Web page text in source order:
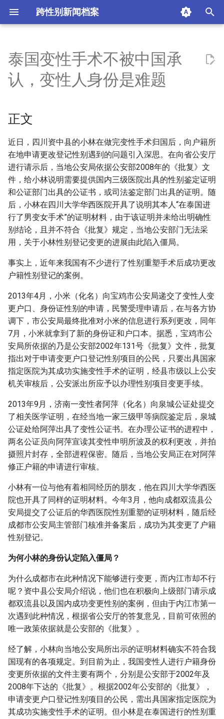
跨性别新闻档案
a
l
z
i
n
g
e
r
c
正文
附加信息 [Processed Page
泰国变性手术不被中国承
认，变性人身份是难题
正文
近日，四川资中县的小林在做完变性手术归国后，向户籍所
在地申请更改登记性别遇到的问题引入深思。在向省公安厅
进行请示后，当地公安局依据公安部2008年的《批复》文
件，给小林说明需要提供国内三级医院出具的性别鉴定证明
和公证部门出具的公证书，或司法鉴定部门出具的证明。随
后，小林在四川大学华西医院开具了说明其本人“在泰国进
行了男变女手术”的证明材料，由于该证明并未给出明确性
别结论，且并不符合《批复》规定，当地公安部门无法采
用，关于小林性别登记变更的进展由此陷入僵局。
事实上，近年来我国有不少进行了性别重塑手术后成功更改
户籍性别登记的案例。
2013年4月，小米（化名）向宝鸡市公安局递交了变性人变
更户口、身份证性别的申请，民警受理申请后，在与各方协
调下，市公安局最终批准对小米的信息进行系列更改，同年
7月，小米就拿到了新的身份证和户口本。据悉，宝鸡市公
安局所依据的乃是公安部2002年131号《批复》文件，批复
指出对于申请变更户口登记性别项目的公民，只要出具国家
指定医院为其成功实施变性手术的证明，经县市级以上公安
机关审核后，公安派出所应予以办理性别项目变更手续。
2013年9月，济南一变性者阿萍（化名）向泉城公证处提交
了相关医学证明，在经当地一家三级甲等病院鉴定后，泉城
公证处给阿萍出具了变性公证书。在办理公证书的进程中，
两名公证员向阿萍宣读其变性申明所波及的权利更改，并拍
摄照片封存，全部进程保密。随后，当地公安局正在对阿萍
修正户籍的申请进行审核。
小林有一位与他有着相同经历的朋友，他在四川大学华西医
院也开具了同样的证明材料。今年3月，他向成都双流县公
安局提交了公证后的华西医院性别重塑的证明材料，随后经
成都市公安局主管部门核准并备案后，成功为其变更了户籍
性别登记。
为何小林的身份认定陷入僵局？
为什么成都市在此种情况下能够进行变更，而内江市却不行
呢？资中县公安局介绍说，他们也在积极向上级部门请示成
都双流县以及国内成功变更性别的案例，但由于内江市第一
次遇到此种情况，根据省公安厅的答复意见，目前可依照的
唯一政策依据就是公安部的《批复》。
经了解，小林向当地公安局所出示的证明材料确实不符合我
国现有的各项规定。到目前为止，我国变性人进行户籍身份
变更所依据的文件主要有两个，分别是公安部于2002年及
2008年下达的《批复》。根据2002年公安部的《批复》，
申请变更户口登记性别项目的公民，需出具国家指定医院为
其成功实施变性手术的证明。但小林是在泰国进行的性别重